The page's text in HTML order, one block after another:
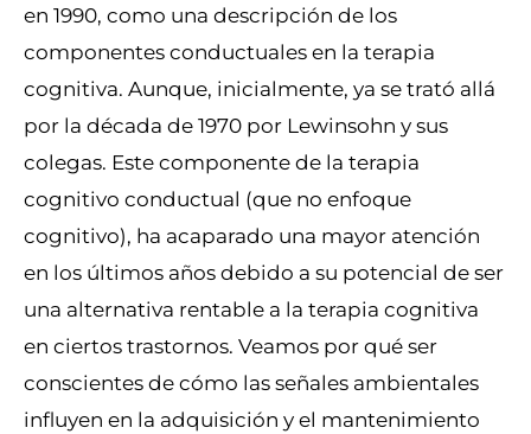
en 1990, como una descripción de los
componentes conductuales en la terapia
cognitiva. Aunque, inicialmente, ya se trató allá
por la década de 1970 por Lewinsohn y sus
colegas. Este componente de la terapia
cognitivo conductual (que no enfoque
cognitivo), ha acaparado una mayor atención
en los últimos años debido a su potencial de ser
una alternativa rentable a la terapia cognitiva
en ciertos trastornos. Veamos por qué ser
conscientes de cómo las señales ambientales
influyen en la adquisición y el mantenimiento